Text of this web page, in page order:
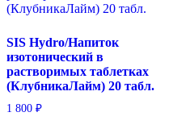
SIS Hydro/Напиток
изотонический в
растворимых таблетках
(КлубникаЛайм) 20 табл.
1 800 ₽